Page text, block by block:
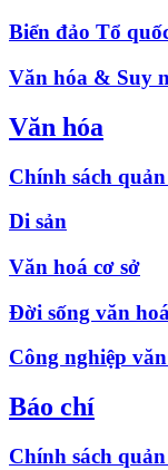
Biển đảo Tổ
Văn hóa & Suy
Văn hóa
Chính sách
Di sản
Văn hoá cơ sở
Đời sống văn hoá
Công nghiệp
Báo chí
Chính sách